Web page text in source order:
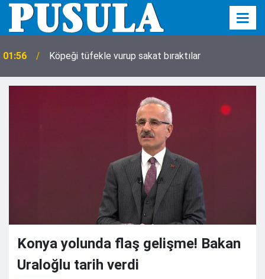
01:56 Köpeği tüfekle vurup sakat bıraktılar
Konya yolunda flaş gelişme! Bakan
Uraloğlu tarih verdi